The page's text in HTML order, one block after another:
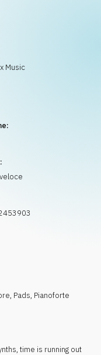
Music
, Pads, Pianoforte
time is running out